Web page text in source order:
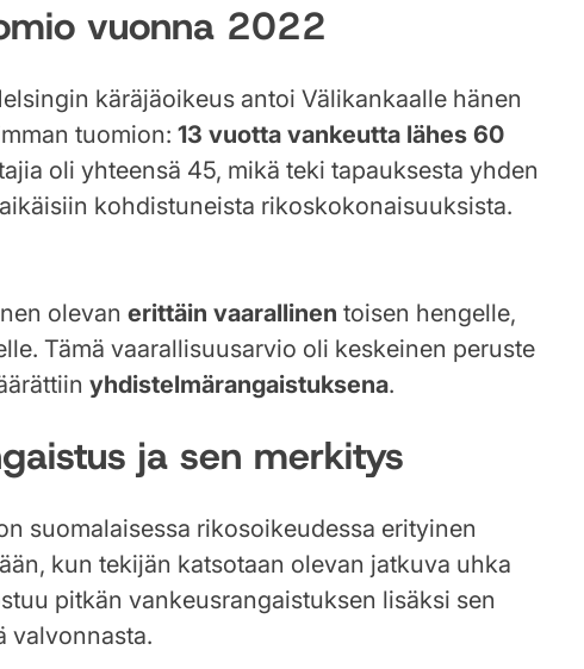
vuonna 2022
käräjäoikeus antoi Välikankaalle hänen
tuomion:13 vuotta vankeutta lähes 60
oli yhteensä 45, mikä teki tapauksesta yhden
kohdistuneista rikoskokonaisuuksista.
olevanerittäin vaarallinen toisen hengelle,
Tämä vaarallisuusarvio oli keskeinen peruste
yhdistelmärangaistuksena.
ja sen merkitys
suomalaisessa rikosoikeudessa erityinen
kun tekijän katsotaan olevan jatkuva uhka
pitkän vankeusrangaistuksen lisäksi sen
valvonnasta.